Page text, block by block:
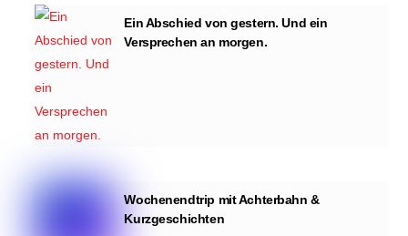
Ein Abschied von gestern. Und ein
Versprechen an morgen.
Wochenendtrip mit Achterbahn &
Kurzgeschichten